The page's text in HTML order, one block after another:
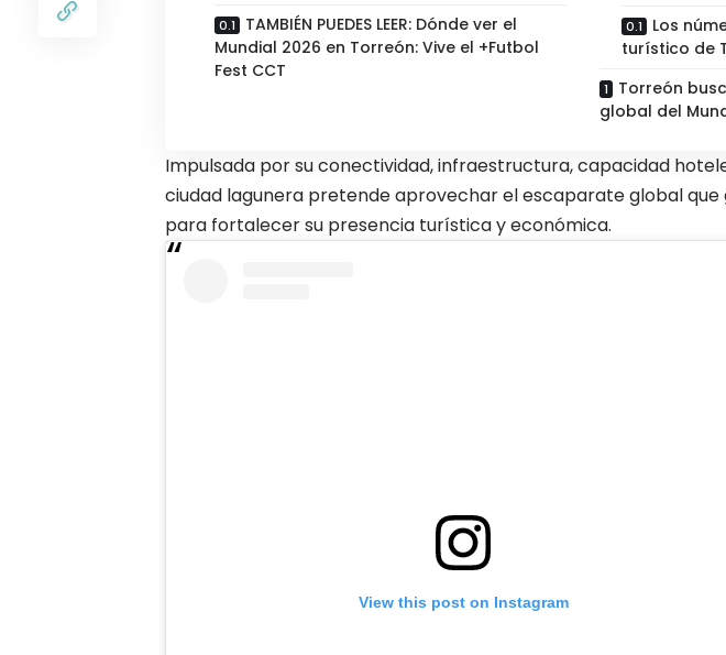
TAMBIÉN PUEDES LEER: Dónde ver el
Mundial 2026 en Torreón: Vive el +Futbol
Fest CCT
Los
turístico de
Torreón
global del
Impulsada por su conectividad, infraestructura, capacidad
ciudad lagunera pretende aprovechar el escaparate global que
para fortalecer su presencia turística y económica.
View this post on Instagram